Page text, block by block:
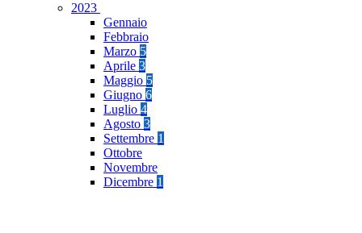
2023
Gennaio
Febbraio
Marzo 5
Aprile 3
Maggio 5
Giugno 6
Luglio 4
Agosto 3
Settembre 1
Ottobre
Novembre
Dicembre 1